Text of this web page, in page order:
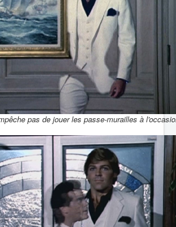
pas de jouer les passe-murailles à